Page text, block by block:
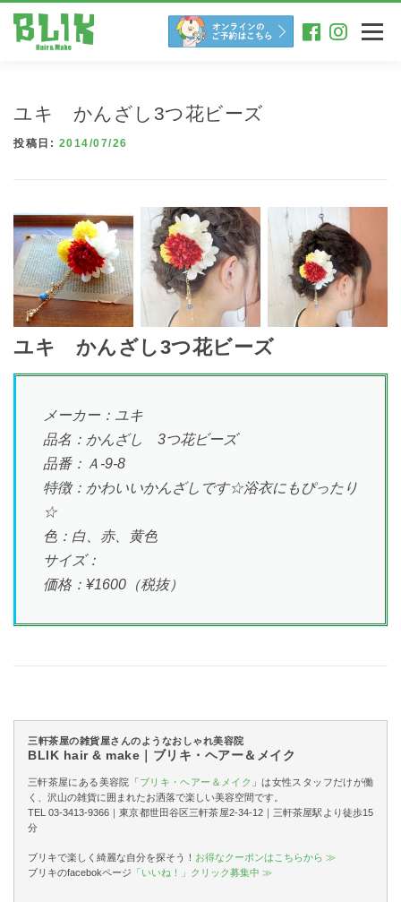
メニュー
ユキ かんざし3つ花ビーズ
投稿日: 2014/07/26
ユキ かんざし3つ花ビーズ
メーカー：ユキ
品名：かんざし 3つ花ビーズ
品番：Ａ-9-8
特徴：かわいいかんざしです☆浴衣にもぴったり
☆
色：白、赤、黄色
サイズ：
価格：¥1600（税抜）
三軒茶屋の雑貨屋さんのようなおしゃれ美容院
BLIK hair & make｜ブリキ・ヘアー＆メイク
三軒茶屋にある美容院「 ブリキ・ヘアー＆メイク 」は女性スタッフだけが働
く、沢山の雑貨に囲まれたお洒落で楽しい美容空間です。
TEL 03-3413-9366｜東京都世田谷区三軒茶屋2-34-12｜三軒茶屋駅より徒歩15
分
ブリキで楽しく綺麗な自分を探そう！ お得なクーポンはこちらから ≫
ブリキのfacebokページ 「いいね！」クリック募集中 ≫